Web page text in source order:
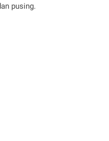
pusing.